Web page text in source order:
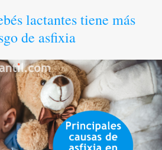
lactantes tiene más
de asfixia